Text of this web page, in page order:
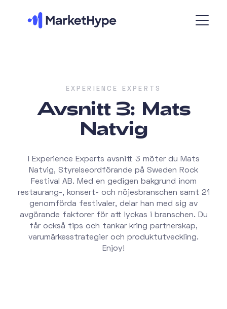
EXPERIENCE EXPERTS
Avsnitt 3: Mats
Natvig
I Experience Experts avsnitt 3 möter du Mats
Natvig, Styrelseordförande på Sweden Rock
Festival AB. Med en gedigen bakgrund inom
restaurang-, konsert- och nöjesbranschen samt 21
genomförda festivaler, delar han med sig av
avgörande faktorer för att lyckas i branschen. Du
får också tips och tankar kring partnerskap,
varumärkesstrategier och produktutveckling.
Enjoy!